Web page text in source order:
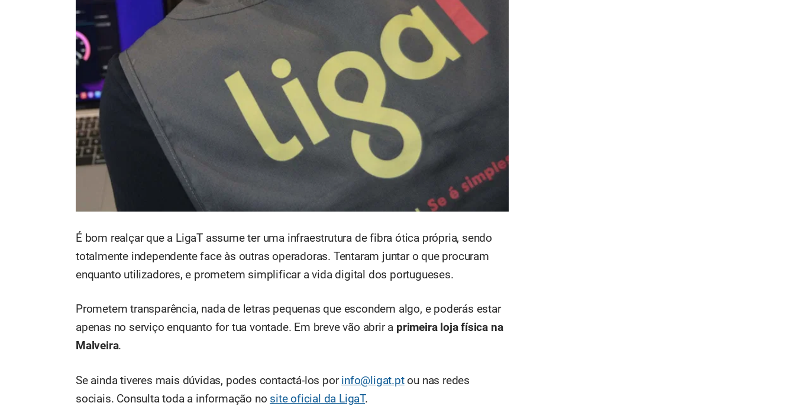
É bom realçar que a LigaT assume ter uma infraestrutura de fibra ótica própria, sendo
totalmente independente face às outras operadoras. Tentaram juntar o que procuram
enquanto utilizadores, e prometem simplificar a vida digital dos portugueses.
Prometem transparência, nada de letras pequenas que escondem algo, e poderás estar
apenas no serviço enquanto for tua vontade. Em breve vão abrir a primeira loja física na
Malveira.
Se ainda tiveres mais dúvidas, podes contactá-los porinfo@ligat.ptou nas redes
sociais. Consulta toda a informação no site oficial da LigaT.